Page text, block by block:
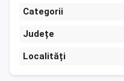
Categorii
Județe
Localități